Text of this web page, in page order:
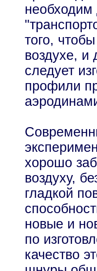
необходим
того,
воздухе, и
следует
профили
хорошо
воздуху,
гладкой
новые и
по
качество